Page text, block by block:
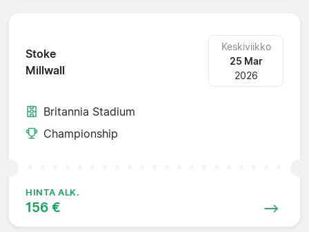
Stoke
Millwall
Keskiviikko
25 Mar
2026
Britannia Stadium
Championship
HINTA ALK.
156 €